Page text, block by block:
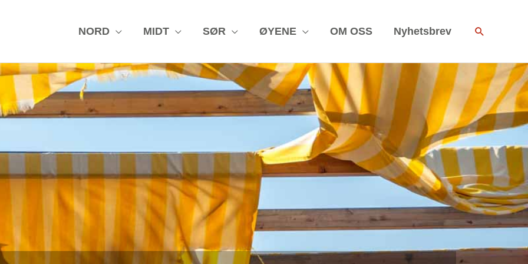
NORD MIDT SØR ØYENE OM OSS Nyhetsbrev Search